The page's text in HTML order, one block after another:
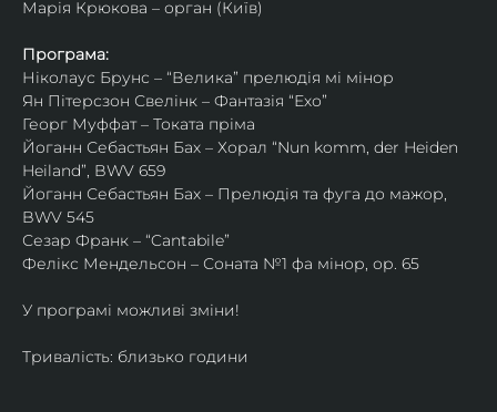
Марія Крюкова – орган (Київ)
Програма:
Ніколаус Брунс – “Велика” прелюдія мі мінор
Ян Пітерсзон Свелінк – Фантазія “Ехо”
Георг Муффат – Токата пріма
Йоганн Себастьян Бах – Хорал “Nun komm, der Heiden
Heiland”, BWV 659
Йоганн Себастьян Бах – Прелюдія та фуга до мажор,
BWV 545
Сезар Франк – “Cantabile”
Фелікс Мендельсон – Соната №1 фа мінор, ор. 65
У програмі можливі зміни!
Тривалість: близько години